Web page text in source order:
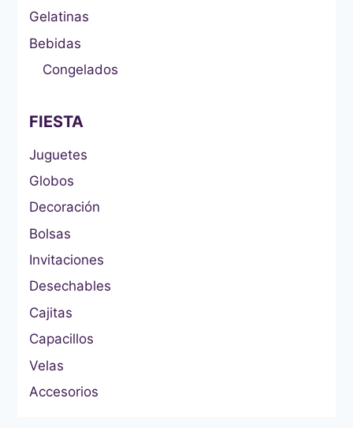
Gelatinas
Bebidas
Congelados
FIESTA
Juguetes
Globos
Decoración
Bolsas
Invitaciones
Desechables
Cajitas
Capacillos
Velas
Accesorios